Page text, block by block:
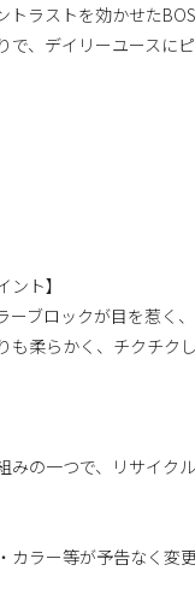
ラストを効かせた
、デイリーユースにピ
ント】
ブロックが目を惹く
も柔らかく、チクチク
の一つで、リサイク
ラー等が予告なく変